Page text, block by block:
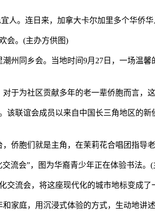
人。连日来，加拿大卡尔加里多个华侨
会。(主办方供图)
同乡会。当地时间9月27日，一场温馨
为社区贡献多年的老一辈侨胞而言，这
联谊会成员以来自中国长三角地区的
胞们就是主角，在茉莉花合唱团指导
流会”，图为华裔青少年正在体验书法。
流会，将这座现代化的城市地标变成了
庭，用沉浸式体验的方式，生动地讲